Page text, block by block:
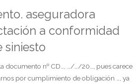
aseguradora
a conformidad
siniesto
documento nº CD…, …/…/20…, pues carece
por cumplimiento de obligación …, ya